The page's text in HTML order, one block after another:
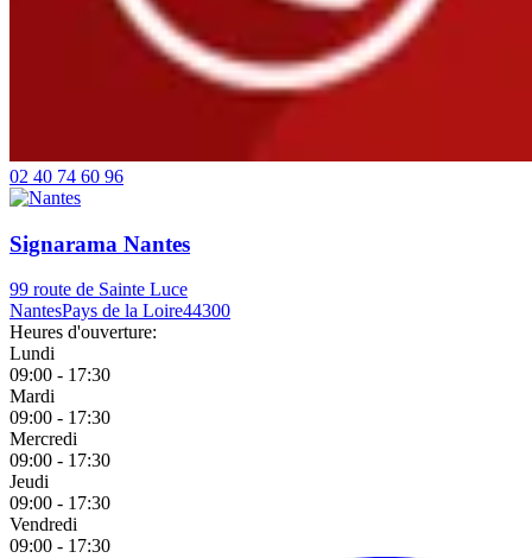
02 40 74 60 96
Signarama Nantes
99 route de Sainte Luce
NantesPays de la Loire44300
Heures d'ouverture:
Lundi
09:00 - 17:30
Mardi
09:00 - 17:30
Mercredi
09:00 - 17:30
Jeudi
09:00 - 17:30
Vendredi
09:00 - 17:30